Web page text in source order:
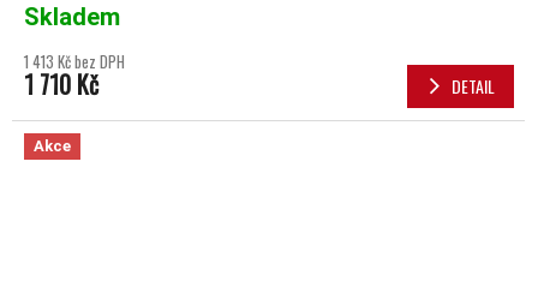
Skladem
1 413 Kč bez DPH
1 710 Kč DETAIL
Akce